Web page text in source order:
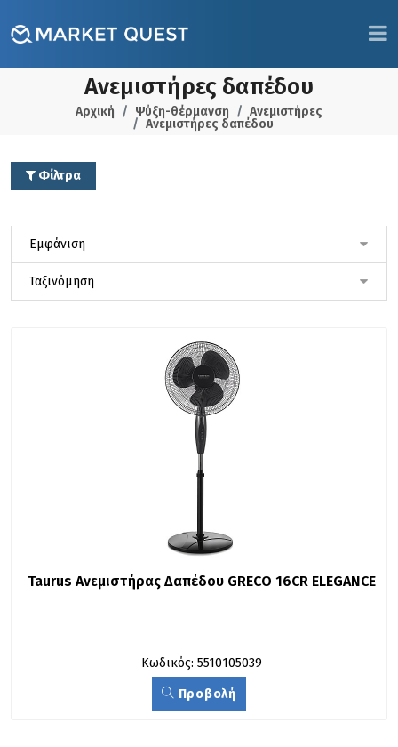
Ανεμιστήρες δαπέδου
Αρχική Ψύξη-θέρμανση
Ανεμιστήρες
Ανεμιστήρες δαπέδου
Φίλτρα
Taurus Ανεμιστήρας Δαπέδου GRECO 16CR ELEGANCE
Κωδικός: 5510105039
Προβολή